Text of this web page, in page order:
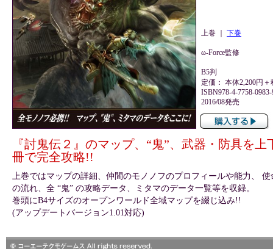
上巻 ｜ 下巻
ω-Force監修
B5判
定価： 本体2,200円＋
ISBN978-4-7758-0983-
2016/08発売
『討鬼伝２』のマップ、“鬼”、武器・防具を上
冊で完全攻略!!
上巻ではマップの詳細、仲間のモノノフのプロフィールや能力、 使
の流れ、全 “鬼” の攻略データ、ミタマのデータ一覧等を収録。
巻頭にB4サイズのオープンワールド全域マップを綴じ込み!!
(アップデートバージョン1.01対応)